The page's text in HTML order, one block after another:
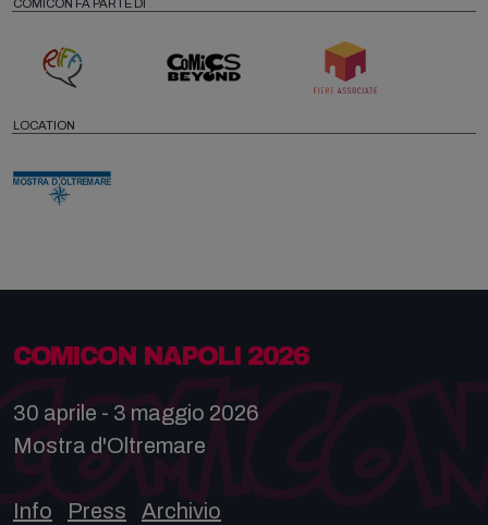
COMICON FA PARTE DI
LOCATION
COMICON NAPOLI 2026
30 aprile - 3 maggio 2026
Mostra d'Oltremare
Info Press Archivio